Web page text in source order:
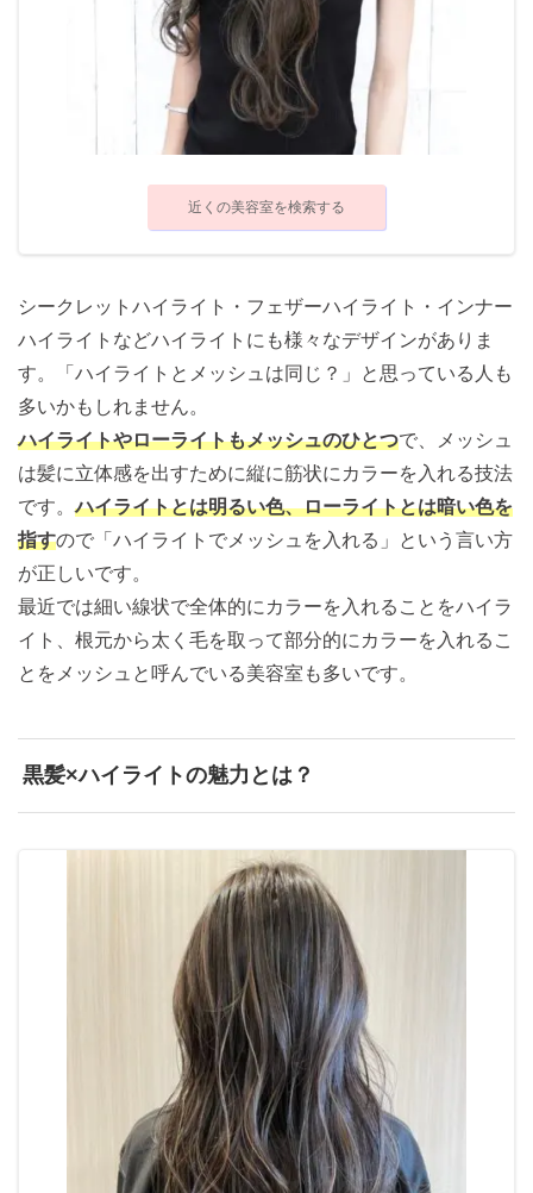
近くの美容室を検索する
シークレットハイライト・フェザーハイライト・インナー
ハイライトなどハイライトにも様々なデザインがありま
す。「ハイライトとメッシュは同じ？」と思っている人も
多いかもしれません。
ハイライトやローライトもメッシュのひとつで、メッシュ
は髪に立体感を出すために縦に筋状にカラーを入れる技法
です。ハイライトとは明るい色、ローライトとは暗い色を
指すので「ハイライトでメッシュを入れる」という言い方
が正しいです。
最近では細い線状で全体的にカラーを入れることをハイラ
イト、根元から太く毛を取って部分的にカラーを入れるこ
とをメッシュと呼んでいる美容室も多いです。
黒髪×ハイライトの魅力とは？